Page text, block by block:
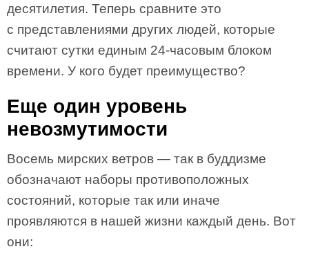
десятилетия. Теперь сравните это
с представлениями других людей, которые
считают сутки единым 24‐часовым блоком
времени. У кого будет преимущество?
Еще один уровень
невозмутимости
Восемь мирских ветров — так в буддизме
обозначают наборы противоположных
состояний, которые так или иначе
проявляются в нашей жизни каждый день. Вот
они: